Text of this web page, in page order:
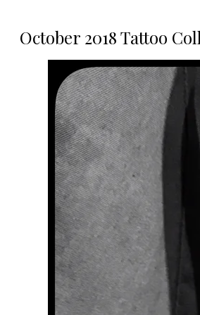
October 2018 Tattoo